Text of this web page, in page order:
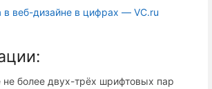
в веб-дизайне в цифрах — VC.ru
не более двух-трёх шрифтовых пар